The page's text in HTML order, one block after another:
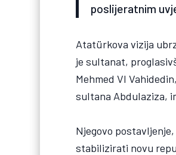
poslijeratnim
Atatürkova vizija
je sultanat,
Mehmed VI
sultana Abdulaziza,
Njegovo
stabilizirati novu